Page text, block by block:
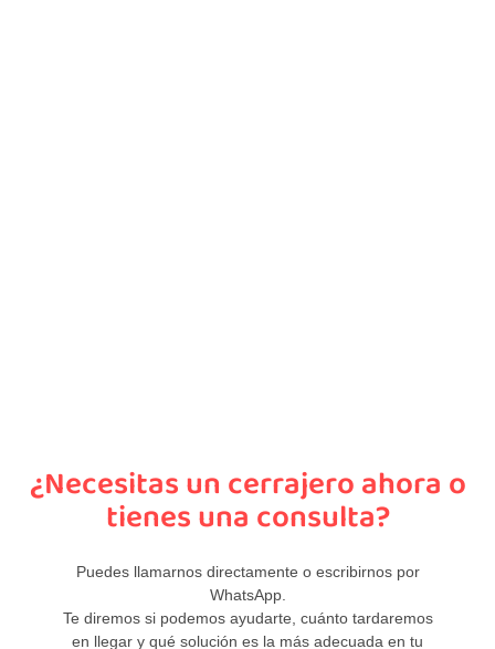
¿Necesitas un cerrajero ahora o
tienes una consulta?
Puedes llamarnos directamente o escribirnos por
WhatsApp.
Te diremos si podemos ayudarte, cuánto tardaremos
en llegar y qué solución es la más adecuada en tu